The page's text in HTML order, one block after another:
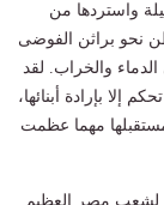
واستردها من
نحو براثن الفوضى
والخراب. لقد
إلا بإرادة أبنائها،
مهما عظمت
لشعب مصر العظيم